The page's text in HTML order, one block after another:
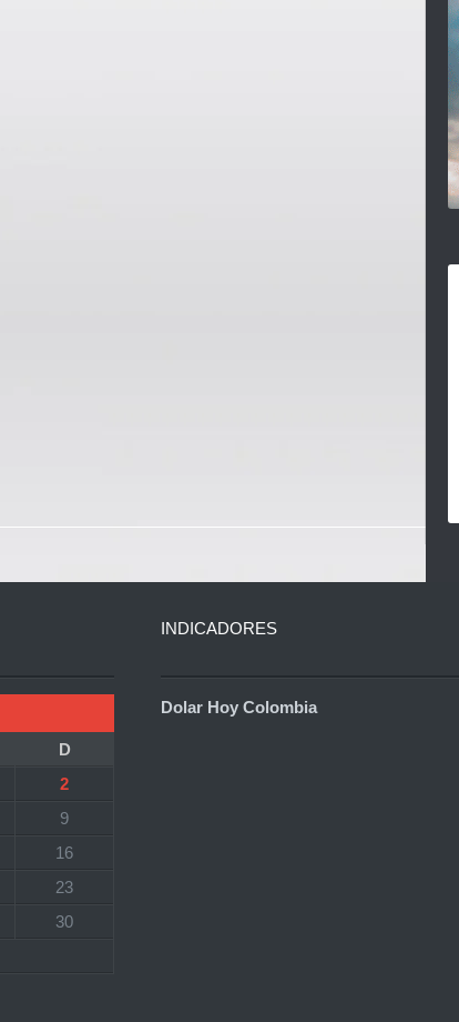
D
2
9
16
23
30
INDICADORES
Dolar Hoy Colombia